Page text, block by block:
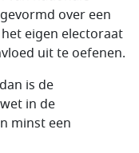
over een
eigen electoraat
uit te oefenen.
is de
in de
minst een